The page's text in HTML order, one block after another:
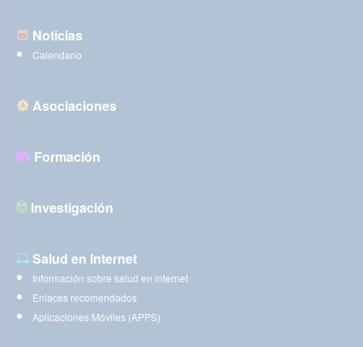
Noticias
Calendario
Asociaciones
Formación
Investigación
Salud en Internet
Información sobre salud en internet
Enlaces recomendados
Aplicaciones Móviles (APPS)